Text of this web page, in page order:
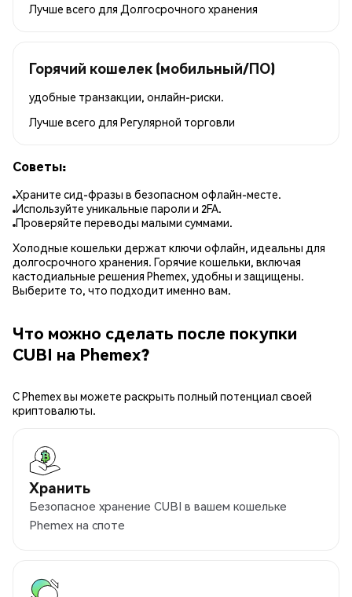
Лучше всего для Долгосрочного хранения
Горячий кошелек (мобильный/ПО)
удобные транзакции, онлайн-риски.
Лучше всего для Регулярной торговли
Советы:
Храните сид-фразы в безопасном офлайн-месте.
Используйте уникальные пароли и 2FA.
Проверяйте переводы малыми суммами.
Холодные кошельки держат ключи офлайн, идеальны для
долгосрочного хранения. Горячие кошельки, включая
кастодиальные решения Phemex, удобны и защищены.
Выберите то, что подходит именно вам.
Что можно сделать после покупки
CUBI на Phemex?
С Phemex вы можете раскрыть полный потенциал своей
криптовалюты.
Хранить
Безопасное хранение CUBI в вашем кошельке
Phemex на споте